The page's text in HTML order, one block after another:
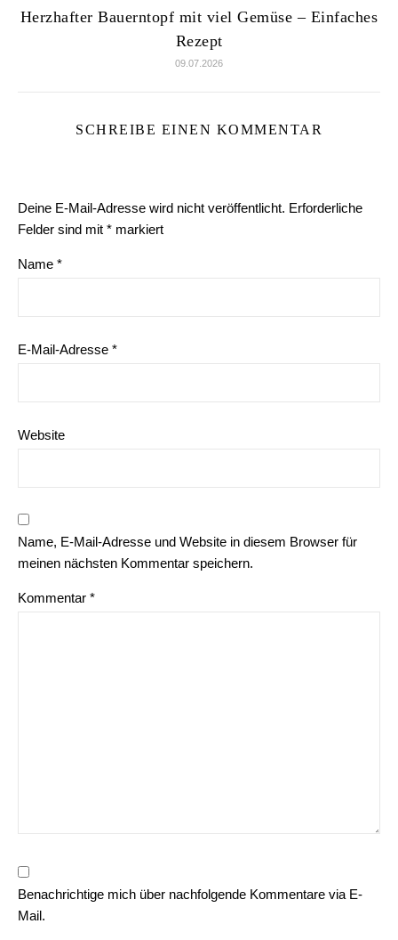
Herzhafter Bauerntopf mit viel Gemüse – Einfaches
Rezept
09.07.2026
SCHREIBE EINEN KOMMENTAR
Deine E-Mail-Adresse wird nicht veröffentlicht. Erforderliche
Felder sind mit * markiert
Name *
E-Mail-Adresse *
Website
Name, E-Mail-Adresse und Website in diesem Browser für
meinen nächsten Kommentar speichern.
Kommentar *
Benachrichtige mich über nachfolgende Kommentare via E-
Mail.